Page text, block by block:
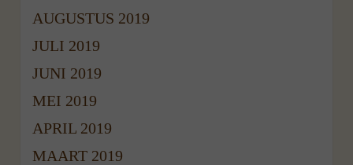
AUGUSTUS 2019
JULI 2019
JUNI 2019
MEI 2019
APRIL 2019
MAART 2019